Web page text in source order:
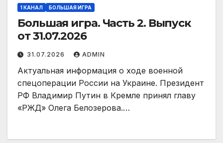
1 КАНАЛ БОЛЬШАЯ ИГРА
Большая игра. Часть 2. Выпуск
от 31.07.2026
31.07.2026 ADMIN
Актуальная информация о ходе военной
спецоперации России на Украине. Президент
РФ Владимир Путин в Кремле принял главу
«РЖД» Олега Белозерова.…